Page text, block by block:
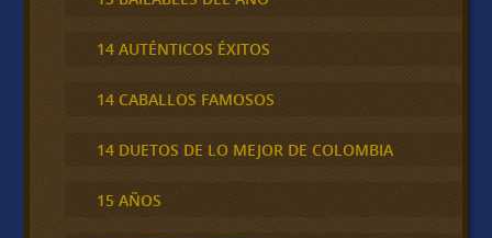
14 AUTÉNTICOS ÉXITOS
14 CABALLOS FAMOSOS
14 DUETOS DE LO MEJOR DE COLOMBIA
15 AÑOS